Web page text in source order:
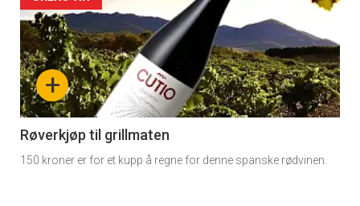
akkurat
nå
-
2
+
Røverkjøp til grillmaten
150 kroner er for et kupp å regne for denne spanske rødvinen.